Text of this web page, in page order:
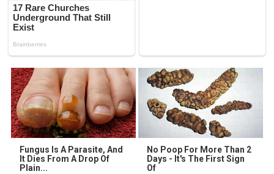
Fungus Is A Parasite, And
It Dies From A Drop Of
Plain...
No Poop For More Than 2
Days - It's The First Sign
Of